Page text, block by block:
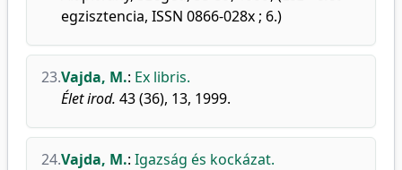
egzisztencia, ISSN 0866-028x ; 6.)
23.Vajda, M.: Ex libris.
Élet irod. 43 (36), 13, 1999.
24.Vajda, M.: Igazság és kockázat.